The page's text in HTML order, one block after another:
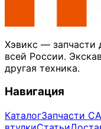
Хэвикс — запчасти
всей России.
другая техника.
Навигация
КаталогЗапчасти